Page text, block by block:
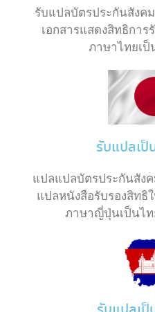
รับแปลบัตรประกันสังค
เอกสารแสดงสิทธิกา
ภาษาไทยเ
รับแปลเ
แปลแปลบัตรประกันสัง
แปลหนังสือรับรองสิทธิ
ภาษาญี่ปุ่นเป็นไ